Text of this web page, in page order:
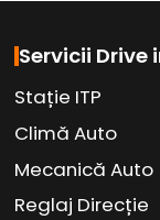
Servicii Drive
Stație ITP
Climă Auto
Mecanică Auto
Reglaj Direcție